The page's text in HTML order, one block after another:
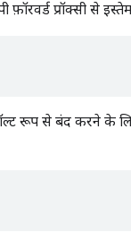
प्रॉक्सी से
रूप से बंद करने के